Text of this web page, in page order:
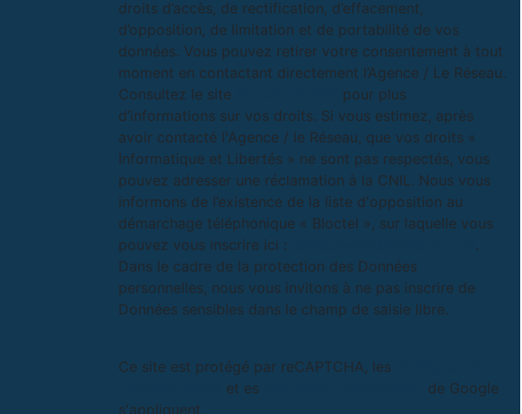
droits d’accès, de rectification, d’effacement,
d’opposition, de limitation et de portabilité de vos
données. Vous pouvez retirer votre consentement à tout
moment en contactant directement l’Agence / Le Réseau.
Consultez le site
pour plus
d’informations sur vos droits. Si vous estimez, après
avoir contacté l'Agence / le Réseau, que vos droits «
Informatique et Libertés » ne sont pas respectés, vous
pouvez adresser une réclamation à la CNIL. Nous vous
informons de l’existence de la liste d'opposition au
démarchage téléphonique « Bloctel », sur laquelle vous
pouvez vous inscrire ici :
.
Dans le cadre de la protection des Données
personnelles, nous vous invitons à ne pas inscrire de
Données sensibles dans le champ de saisie libre.
Ce site est protégé par reCAPTCHA, les
et es
de Google
s'appliquent.